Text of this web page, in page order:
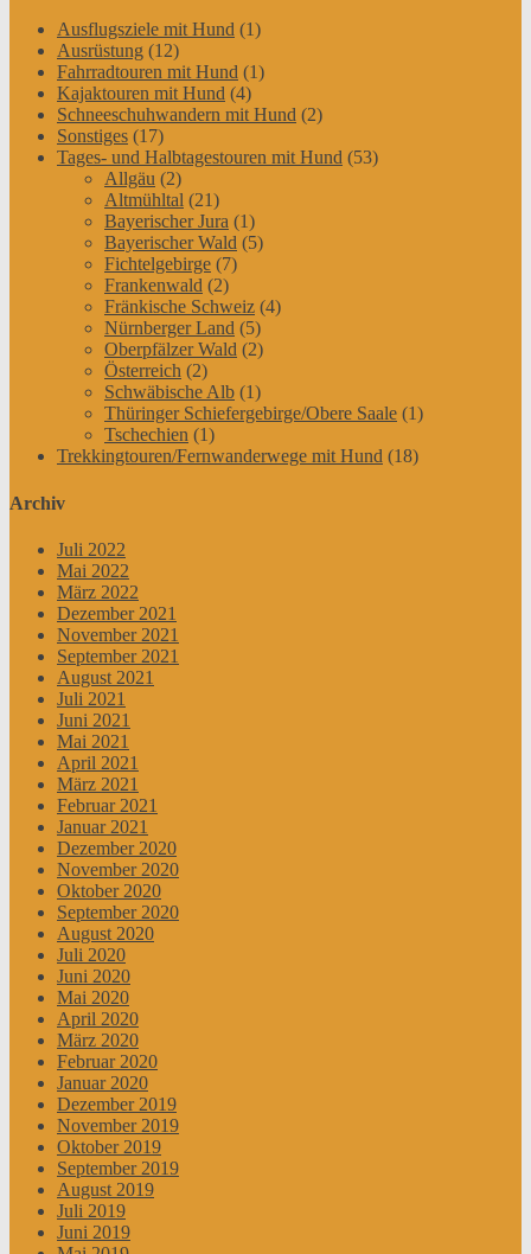
Ausflugsziele mit Hund (1)
Ausrüstung (12)
Fahrradtouren mit Hund (1)
Kajaktouren mit Hund (4)
Schneeschuhwandern mit Hund (2)
Sonstiges (17)
Tages- und Halbtagestouren mit Hund (53)
Allgäu (2)
Altmühltal (21)
Bayerischer Jura (1)
Bayerischer Wald (5)
Fichtelgebirge (7)
Frankenwald (2)
Fränkische Schweiz (4)
Nürnberger Land (5)
Oberpfälzer Wald (2)
Österreich (2)
Schwäbische Alb (1)
Thüringer Schiefergebirge/Obere Saale (1)
Tschechien (1)
Trekkingtouren/Fernwanderwege mit Hund (18)
Archiv
Juli 2022
Mai 2022
März 2022
Dezember 2021
November 2021
September 2021
August 2021
Juli 2021
Juni 2021
Mai 2021
April 2021
März 2021
Februar 2021
Januar 2021
Dezember 2020
November 2020
Oktober 2020
September 2020
August 2020
Juli 2020
Juni 2020
Mai 2020
April 2020
März 2020
Februar 2020
Januar 2020
Dezember 2019
November 2019
Oktober 2019
September 2019
August 2019
Juli 2019
Juni 2019